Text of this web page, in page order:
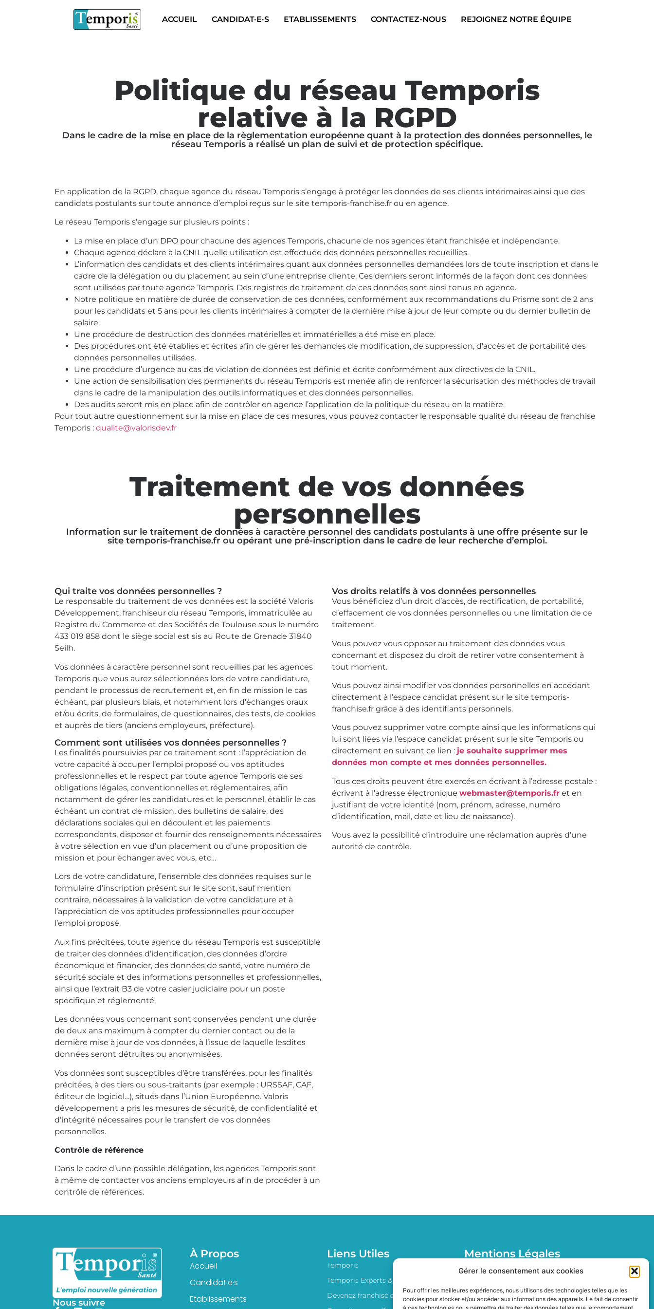
Gérer le consentement aux cookies
Pour offrir les meilleures expériences, nous utilisons des technologies telles que les
cookies pour stocker et/ou accéder aux informations des appareils. Le fait de consentir
ACCUEIL CANDIDAT·E·S ETABLISSEMENTS CONTACTEZ-NOUS REJOIGNEZ NOTRE ÉQUIPE
Politique du réseau Temporis
relative à la RGPD
Dans le cadre de la mise en place de la règlementation européenne quant à la protection des données personnelles, le
réseau Temporis a réalisé un plan de suivi et de protection spécifique.
En application de la RGPD, chaque agence du réseau Temporis s’engage à protéger les données de ses clients intérimaires ainsi que des
candidats postulants sur toute annonce d’emploi reçus sur le site temporis-franchise.fr ou en agence.
Le réseau Temporis s’engage sur plusieurs points :
La mise en place d’un DPO pour chacune des agences Temporis, chacune de nos agences étant franchisée et indépendante.
Chaque agence déclare à la CNIL quelle utilisation est effectuée des données personnelles recueillies.
L’information des candidats et des clients intérimaires quant aux données personnelles demandées lors de toute inscription et dans le
cadre de la délégation ou du placement au sein d’une entreprise cliente. Ces derniers seront informés de la façon dont ces données
sont utilisées par toute agence Temporis. Des registres de traitement de ces données sont ainsi tenus en agence.
Notre politique en matière de durée de conservation de ces données, conformément aux recommandations du Prisme sont de 2 ans
pour les candidats et 5 ans pour les clients intérimaires à compter de la dernière mise à jour de leur compte ou du dernier bulletin de
salaire.
Une procédure de destruction des données matérielles et immatérielles a été mise en place.
Des procédures ont été établies et écrites afin de gérer les demandes de modification, de suppression, d’accès et de portabilité des
données personnelles utilisées.
Une procédure d’urgence au cas de violation de données est définie et écrite conformément aux directives de la CNIL.
Une action de sensibilisation des permanents du réseau Temporis est menée afin de renforcer la sécurisation des méthodes de travail
dans le cadre de la manipulation des outils informatiques et des données personnelles.
Des audits seront mis en place afin de contrôler en agence l’application de la politique du réseau en la matière.
Pour tout autre questionnement sur la mise en place de ces mesures, vous pouvez contacter le responsable qualité du réseau de franchise
Temporis : qualite@valorisdev.fr
Traitement de vos données
personnelles
Information sur le traitement de données à caractère personnel des candidats postulants à une offre présente sur le
site temporis-franchise.fr ou opérant une pré-inscription dans le cadre de leur recherche d’emploi.
Qui traite vos données personnelles ?
Le responsable du traitement de vos données est la société Valoris
Développement, franchiseur du réseau Temporis, immatriculée au
Registre du Commerce et des Sociétés de Toulouse sous le numéro
433 019 858 dont le siège social est sis au Route de Grenade 31840
Seilh.
Vos données à caractère personnel sont recueillies par les agences
Temporis que vous aurez sélectionnées lors de votre candidature,
pendant le processus de recrutement et, en fin de mission le cas
échéant, par plusieurs biais, et notamment lors d’échanges oraux
et/ou écrits, de formulaires, de questionnaires, des tests, de cookies
et auprès de tiers (anciens employeurs, préfecture).
Comment sont utilisées vos données personnelles ?
Les finalités poursuivies par ce traitement sont : l’appréciation de
votre capacité à occuper l’emploi proposé ou vos aptitudes
professionnelles et le respect par toute agence Temporis de ses
obligations légales, conventionnelles et réglementaires, afin
notamment de gérer les candidatures et le personnel, établir le cas
échéant un contrat de mission, des bulletins de salaire, des
déclarations sociales qui en découlent et les paiements
correspondants, disposer et fournir des renseignements nécessaires
à votre sélection en vue d’un placement ou d’une proposition de
mission et pour échanger avec vous, etc…
Lors de votre candidature, l’ensemble des données requises sur le
formulaire d’inscription présent sur le site sont, sauf mention
contraire, nécessaires à la validation de votre candidature et à
l’appréciation de vos aptitudes professionnelles pour occuper
l’emploi proposé.
Aux fins précitées, toute agence du réseau Temporis est susceptible
de traiter des données d’identification, des données d’ordre
économique et financier, des données de santé, votre numéro de
sécurité sociale et des informations personnelles et professionnelles,
ainsi que l’extrait B3 de votre casier judiciaire pour un poste
spécifique et réglementé.
Les données vous concernant sont conservées pendant une durée
de deux ans maximum à compter du dernier contact ou de la
dernière mise à jour de vos données, à l’issue de laquelle lesdites
données seront détruites ou anonymisées.
Vos données sont susceptibles d’être transférées, pour les finalités
précitées, à des tiers ou sous-traitants (par exemple : URSSAF, CAF,
éditeur de logiciel…), situés dans l’Union Européenne. Valoris
développement a pris les mesures de sécurité, de confidentialité et
d’intégrité nécessaires pour le transfert de vos données
personnelles.
Contrôle de référence
Dans le cadre d’une possible délégation, les agences Temporis sont
à même de contacter vos anciens employeurs afin de procéder à un
contrôle de références.
Vos droits relatifs à vos données personnelles
Vous bénéficiez d’un droit d’accès, de rectification, de portabilité,
d’effacement de vos données personnelles ou une limitation de ce
traitement.
Vous pouvez vous opposer au traitement des données vous
concernant et disposez du droit de retirer votre consentement à
tout moment.
Vous pouvez ainsi modifier vos données personnelles en accédant
directement à l’espace candidat présent sur le site temporis-
franchise.fr grâce à des identifiants personnels.
Vous pouvez supprimer votre compte ainsi que les informations qui
lui sont liées via l’espace candidat présent sur le site Temporis ou
directement en suivant ce lien : je souhaite supprimer mes
données mon compte et mes données personnelles.
Tous ces droits peuvent être exercés en écrivant à l’adresse postale :
écrivant à l’adresse électronique webmaster@temporis.fr et en
justifiant de votre identité (nom, prénom, adresse, numéro
d’identification, mail, date et lieu de naissance).
Vous avez la possibilité d’introduire une réclamation auprès d’une
autorité de contrôle.
Nous suivre
À Propos
Accueil
Candidat·e·s
Etablissements
Liens Utiles
Temporis
Temporis Experts & Cadres
Devenez franchisé·e
Mentions Légales
Politiques de cookies